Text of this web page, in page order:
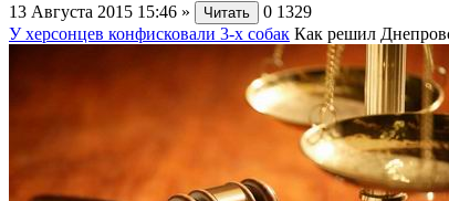
13 Августа 2015 15:46 » Читать 0 1329
У херсонцев конфисковали 3-х собак Как решил